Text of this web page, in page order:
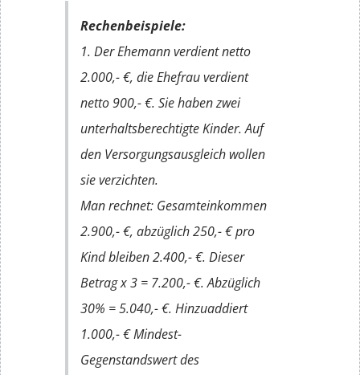
Rechenbeispiele:
1. Der Ehemann verdient netto
2.000,- €, die Ehefrau verdient
netto 900,- €. Sie haben zwei
unterhaltsberechtigte Kinder. Auf
den Versorgungsausgleich wollen
sie verzichten.
Man rechnet: Gesamteinkommen
2.900,- €, abzüglich 250,- € pro
Kind bleiben 2.400,- €. Dieser
Betrag x 3 = 7.200,- €. Abzüglich
30% = 5.040,- €. Hinzuaddiert
1.000,- € Mindest-
Gegenstandswert des